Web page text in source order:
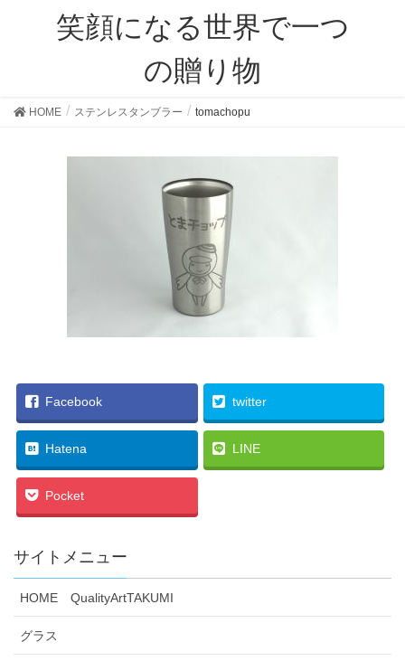
笑顔になる世界で一つ
の贈り物
HOME ステンレスタンブラー tomachopu
Facebook twitter
Hatena LINE
Pocket
サイトメニュー
HOME QualityArtTAKUMI
グラス